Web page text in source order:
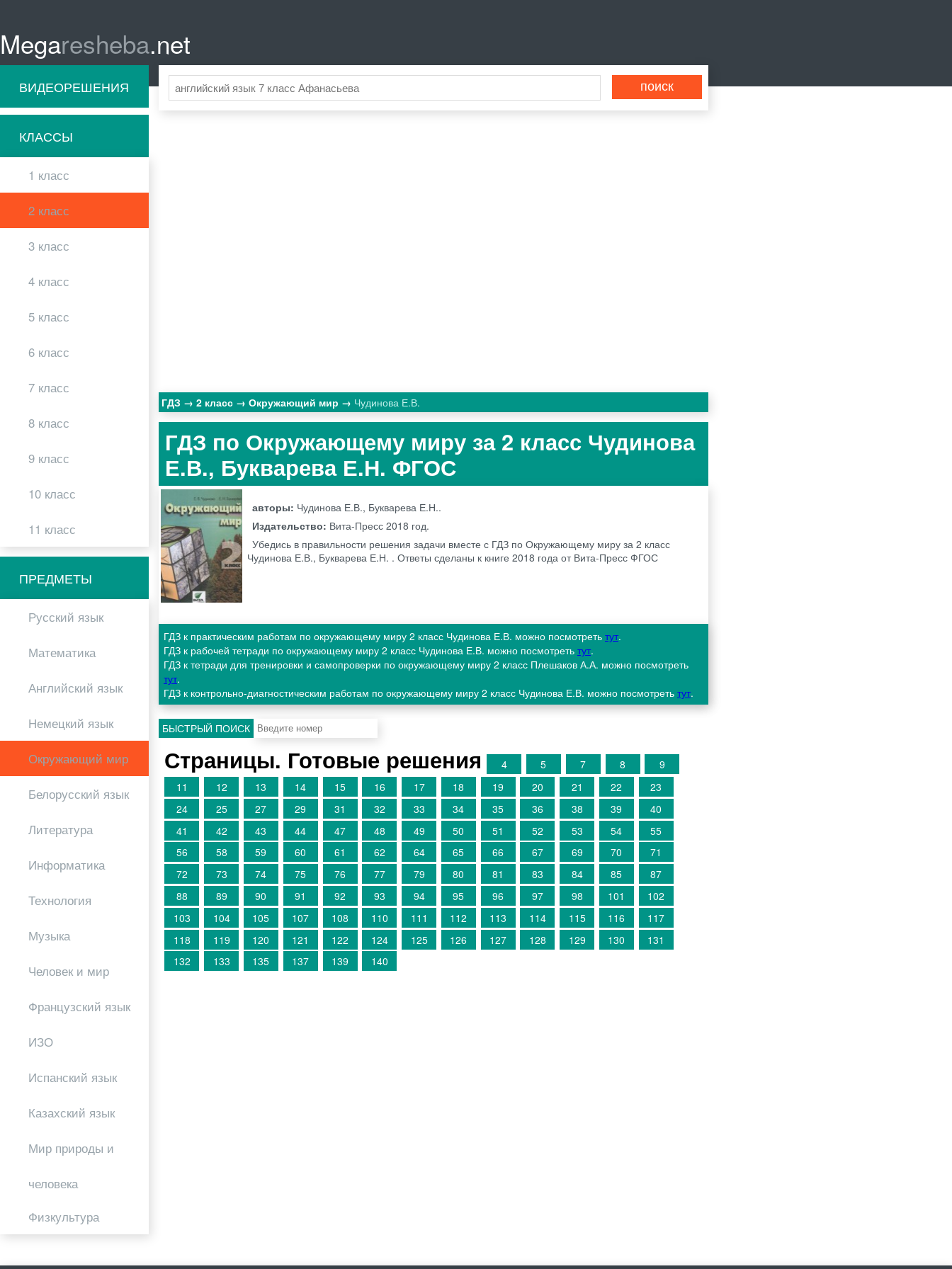
Megaresheba.net
ВИДЕОРЕШЕНИЯ
КЛАССЫ
1 класс
2 класс
3 класс
4 класс
5 класс
6 класс
7 класс
8 класс
9 класс
10 класс
11 класс
ПРЕДМЕТЫ
Русский язык
Математика
Английский язык
Немецкий язык
Окружающий мир
Белорусский язык
Литература
Информатика
Технология
Музыка
Человек и мир
Французский язык
ИЗО
Испанский язык
Казахский язык
Мир природы и
человека
Физкультура
ГДЗ 2 класс Окружающий мир Чудинова Е.В.
ГДЗ по Окружающему миру за 2 класс Чудинова
Е.В., Букварева Е.Н. ФГОС
авторы: Чудинова Е.В., Букварева Е.Н..
Издательство: Вита-Пресс 2018 год.
Убедись в правильности решения задачи вместе с ГДЗ по Окружающему миру за 2 класс
Чудинова Е.В., Букварева Е.Н. . Ответы сделаны к книге 2018 года от Вита-Пресс ФГОС
ГДЗ к практическим работам по окружающему миру 2 класс Чудинова Е.В. можно посмотреть тут.
ГДЗ к рабочей тетради по окружающему миру 2 класс Чудинова Е.В. можно посмотреть тут.
ГДЗ к тетради для тренировки и самопроверки по окружающему миру 2 класс Плешаков А.А. можно посмотреть
тут.
ГДЗ к контрольно-диагностическим работам по окружающему миру 2 класс Чудинова Е.В. можно посмотреть тут.
БЫСТРЫЙ ПОИСК
Страницы. Готовые решения 4 5 7 8
9
11
12 13 14 15 16 17 18 19 20 21 22
23
24
25 27 29 31 32 33 34 35 36 38 39
40
41
42 43 44 47 48 49 50 51 52 53 54
55
56
58 59 60 61 62 64 65 66 67 69 70
71
72
73 74 75 76 77 79 80 81 83 84 85
87
88
89 90 91 92 93 94 95 96 97 98 101
102
103
104 105 107 108 110 111 112 113 114 115 116
117
118
119 120 121 122 124 125 126 127 128 129 130
131
132
133 135 137 139 140